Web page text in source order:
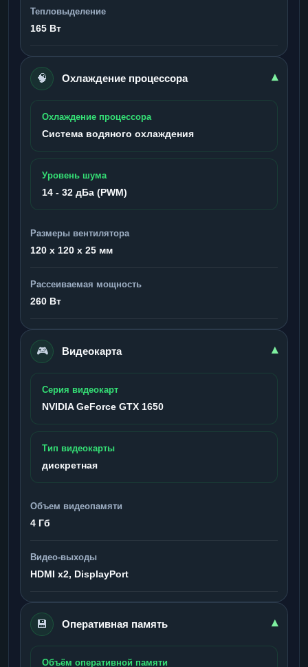
Тепловыделение
165 Вт
🧠 Охлаждение процессора ▾
Охлаждение процессора
Система водяного охлаждения
Уровень шума
14 - 32 дБа (PWM)
Размеры вентилятора
120 x 120 x 25 мм
Рассеиваемая мощность
260 Вт
🎮 Видеокарта ▾
Серия видеокарт
NVIDIA GeForce GTX 1650
Тип видеокарты
дискретная
Объем видеопамяти
4 Гб
Видео-выходы
HDMI x2, DisplayPort
💾 Оперативная память ▾
Объём оперативной памяти